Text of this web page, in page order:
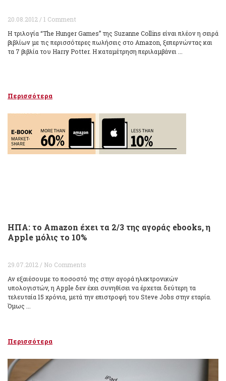
20.08.2012 / 1 Comment
Η τριλογία “The Hunger Games” της Suzanne Collins είναι πλέον η σειρά
βιβλίων με τις περισσότερες πωλήσεις στο Amazon, ξεπερνώντας και
τα 7 βιβλία του Harry Potter. Η καταμέτρηση περιλαμβάνει ...
Περισσότερα
ΗΠΑ: το Amazon έχει τα 2/3 της αγοράς ebooks, η
Apple μόλις το 10%
29.07.2012 / No Comments
Αν εξαιέσουμε το ποσοστό της στην αγορά ηλεκτρονικών
υπολογιστών, η Apple δεν έχει συνηθίσει να έρχεται δεύτερη τα
τελευταία 15 χρόνια, μετά την επιστροφή του Steve Jobs στην εταρία.
Όμως ...
Περισσότερα